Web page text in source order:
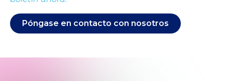
Póngase en contacto con nosotros